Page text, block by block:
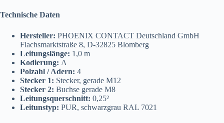
Technische Daten
Hersteller: PHOENIX CONTACT Deutschland GmbH
Flachsmarktstraße 8, D-32825 Blomberg
Leitungslänge: 1,0 m
Kodierung: A
Polzahl / Adern: 4
Stecker 1: Stecker, gerade M12
Stecker 2: Buchse gerade M8
Leitungsquerschnitt: 0,25²
Leitunstyp: PUR, schwarzgrau RAL 7021